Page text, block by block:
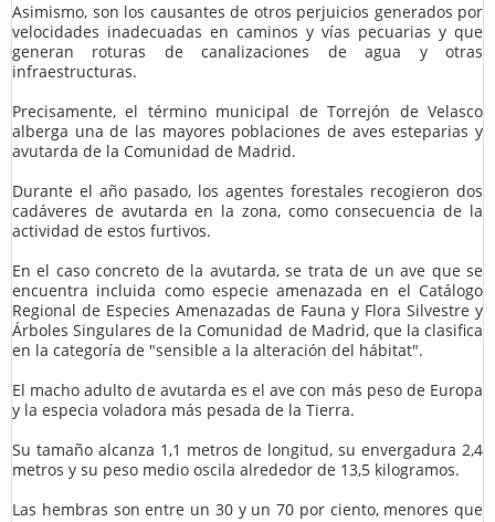
Asimismo, son los causantes de otros perjuicios generados por
velocidades inadecuadas en caminos y vías pecuarias y que
generan roturas de canalizaciones de agua y otras
infraestructuras.
Precisamente, el término municipal de Torrejón de Velasco
alberga una de las mayores poblaciones de aves esteparias y
avutarda de la Comunidad de Madrid.
Durante el año pasado, los agentes forestales recogieron dos
cadáveres de avutarda en la zona, como consecuencia de la
actividad de estos furtivos.
En el caso concreto de la avutarda, se trata de un ave que se
encuentra incluida como especie amenazada en el Catálogo
Regional de Especies Amenazadas de Fauna y Flora Silvestre y
Árboles Singulares de la Comunidad de Madrid, que la clasifica
en la categoría de "sensible a la alteración del hábitat".
El macho adulto de avutarda es el ave con más peso de Europa
y la especia voladora más pesada de la Tierra.
Su tamaño alcanza 1,1 metros de longitud, su envergadura 2,4
metros y su peso medio oscila alrededor de 13,5 kilogramos.
Las hembras son entre un 30 y un 70 por ciento, menores que